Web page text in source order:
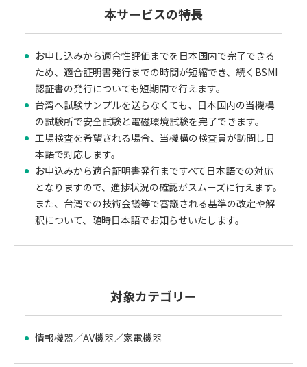
本サービスの特長
お申し込みから適合性評価までを日本国内で完了できる
ため、適合証明書発行までの時間が短縮でき、続くBSMI
認証書の発行についても短期間で行えます。
台湾へ試験サンプルを送らなくても、日本国内の当機構
の試験所で安全試験と電磁環境試験を完了できます。
工場検査を希望される場合、当機構の検査員が訪問し日
本語で対応します。
お申込みから適合証明書発行まですべて日本語での対応
となりますので、進捗状況の確認がスムーズに行えます。
また、台湾での技術会議等で審議される基準の改定や解
釈について、随時日本語でお知らせいたします。
対象カテゴリー
情報機器／AV機器／家電機器